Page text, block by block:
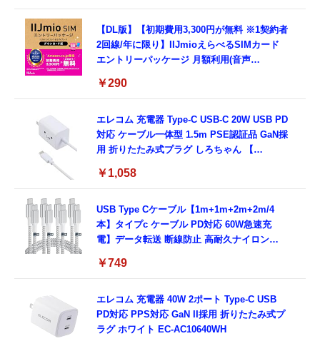
【DL版】【初期費用3,300円が無料 ※1契約者
2回線/年に限り】IIJmioえらべるSIMカード
エントリーパッケージ 月額利用(音声
プリペイド)[ドコモ回線]IM-B327
￥290
エレコム 充電器 Type-C USB-C 20W USB PD
対応 ケーブル一体型 1.5m PSE認証品 GaN採
用 折りたたみ式プラグ しろちゃん 【
￥1,058
USB Type Cケーブル【1m+1m+2m+2m/4
本】タイプc ケーブル PD対応 60W急速充
電】データ転送 断線防止 高耐久ナイロン
MacBook、iPad Pro/Air、Galaxy、Sony、
￥749
エレコム 充電器 40W 2ポート Type-C USB
PD対応 PPS対応 GaN II採用 折りたたみ式プ
ラグ ホワイト EC-AC10640WH